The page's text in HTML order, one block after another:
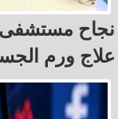
نجاح مستشفى
علاج ورم